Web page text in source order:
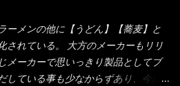
ルがクーポンを受け付けない！！ 店
がら私が受け付けますので・・・と
のやつ、安いのは嫌うんだな！？こ
10分は越えたと思うけど・・・出て
ラメシ【ホーリーバジル香る、タイ
ーメンの他に【うどん】【蕎麦】と
されている。 大方のメーカーもリリ
メーカーで思いっきり製品としてブ
している事も少なからずあり、今回